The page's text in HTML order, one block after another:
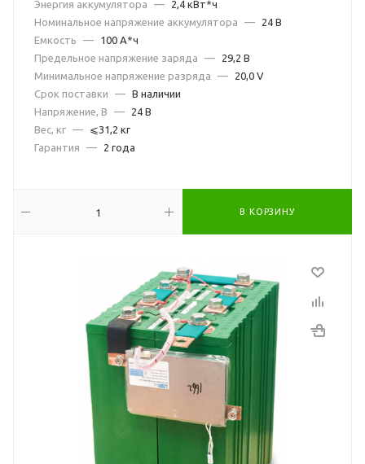
Энергия аккумулятора
—
2,4 кВт*ч
Номинальное напряжение аккумулятора
—
24 В
Емкость
—
100 А*ч
Предельное напряжение заряда
—
29,2 В
Минимальное напряжение разряда
—
20,0 V
Срок поставки
— В наличии
Напряжение, В
—
24 В
Вес, кг —
⩽31,2 кг
Гарантия
— 2 года
В КОРЗИНУ